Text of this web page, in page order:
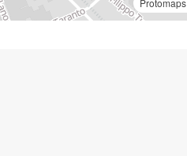
Protomaps